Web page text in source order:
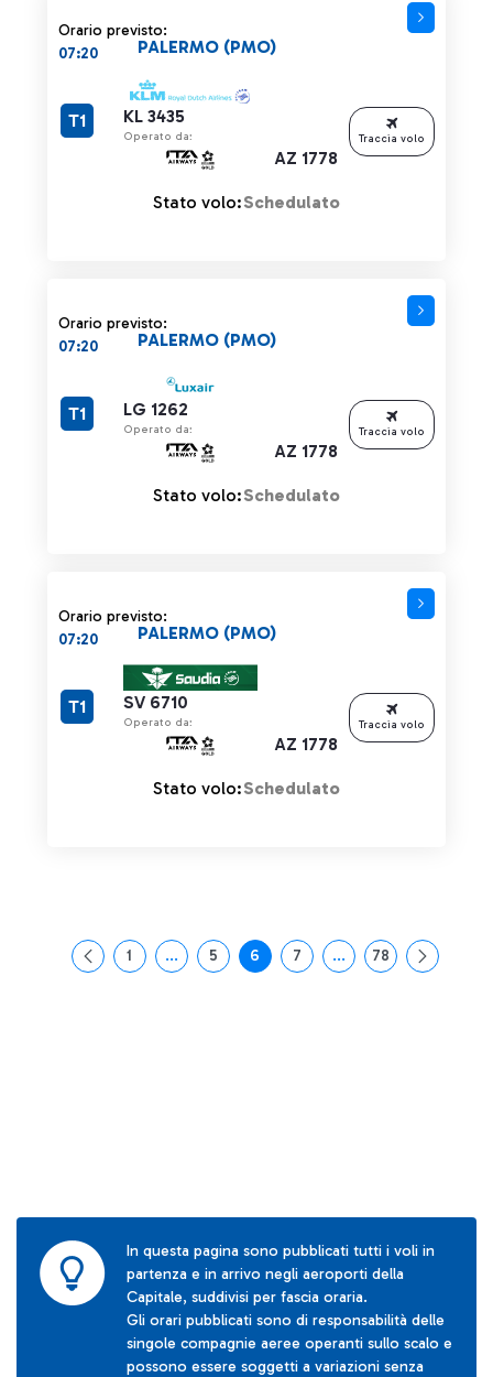
Orario previsto:
07:20
KL 3435
Operato da:
AZ 1778
PALERMO (PMO)
T1
Stato volo:Schedulato
Traccia volo
Orario previsto:
07:20
LG 1262
Operato da:
AZ 1778
PALERMO (PMO)
T1
Stato volo:Schedulato
Traccia volo
Orario previsto:
07:20
SV 6710
Operato da:
AZ 1778
PALERMO (PMO)
T1
Stato volo:Schedulato
Traccia volo
Pagina
1 ...Pagine intermedie Use TAB to navigate.
Pagina
5 Pagina
6 Pagina
7 ...Pagine intermedie
Pagina
78
In questa pagina sono pubblicati tutti i voli in
partenza e in arrivo negli aeroporti della
Capitale, suddivisi per fascia oraria.
Gli orari pubblicati sono di responsabilità delle
singole compagnie aeree operanti sullo scalo e
possono essere soggetti a variazioni senza